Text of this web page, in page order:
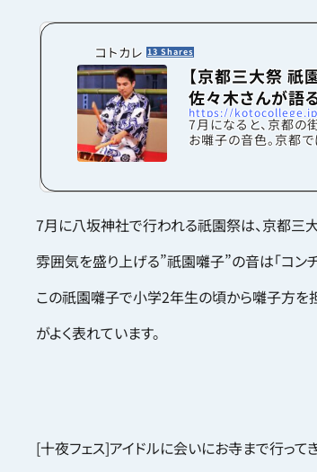
コトカレ 13 Shares
【京都三大祭 祇
佐々木さんが語
は…！？
https://
7月になると、京都の
お囃子の音色。京都
キチン」という表現で
祭とは…？祇園祭は
御霊会が始まりとさ
います。前祭（さきま
に...
7月に八坂神社で行われる祇園祭は、京都三
雰囲気を盛り上げる”祇園囃子”の音は「コン
この祇園囃子で小学2年生の頃から囃子方を
がよく表れています。
[十夜フェス]アイドルに会いにお寺まで行って